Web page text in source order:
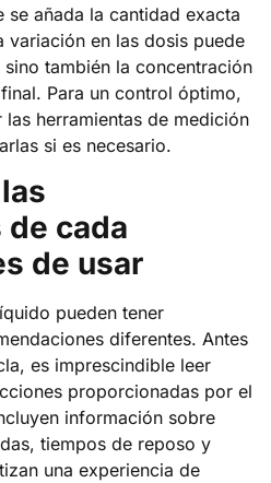
se añada la cantidad exacta
variación en las dosis puede
también la concentración
Para un control óptimo,
herramientas de medición
si es necesario.
cada
de usar
pueden tener
diferentes. Antes
es imprescindible leer
proporcionadas por el
información sobre
tiempos de reposo y
una experiencia de